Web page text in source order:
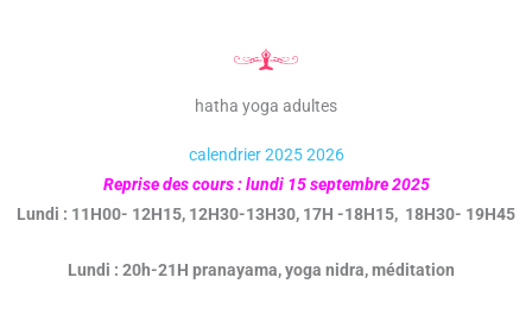
hatha yoga adultes
calendrier 2025 2026
Reprise des cours : lundi 15 septembre 2025
Lundi : 11H00- 12H15, 12H30-13H30, 17H -18H15, 18H30- 19H45
Lundi : 20h-21H pranayama, yoga nidra, méditation